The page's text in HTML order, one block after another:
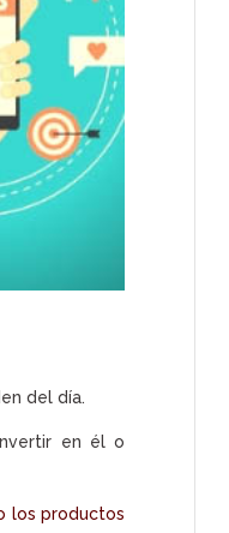
del día.
en él o
los productos